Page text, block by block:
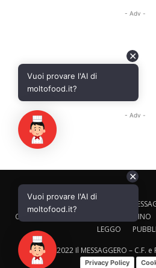
CALTAGIRONE EDITORE IL
CORRIERE ADRIATICO
IL GAZZETTINO
LEGGO
© 2022 Il MESSAGGERO – C.F.
Privacy Policy
✕
Vuoi provare l'AI di
moltofood.it?